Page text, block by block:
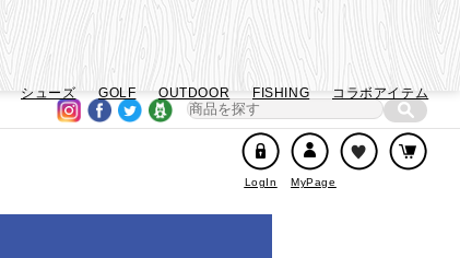
シューズ GOLF OUTDOOR FISHING コラボアイテム
MyPage
LogIn